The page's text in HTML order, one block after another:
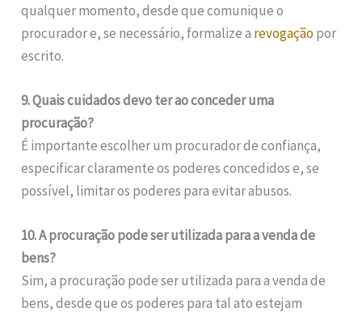
qualquer momento, desde que comunique o
procurador e, se necessário, formalize a revogaçãopor
escrito.
9. Quais cuidados devo ter ao conceder uma
procuração?
É importante escolher um procurador de confiança,
especificar claramente os poderes concedidos e, se
possível, limitar os poderes para evitar abusos.
10. A procuração pode ser utilizada para a venda de
bens?
Sim, a procuração pode ser utilizada para a venda de
bens, desde que os poderes para tal ato estejam